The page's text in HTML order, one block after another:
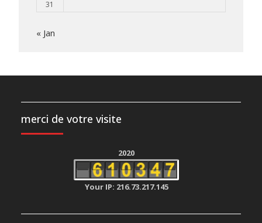
31
« Jan
merci de votre visite
2020
Your IP: 216.73.217.145